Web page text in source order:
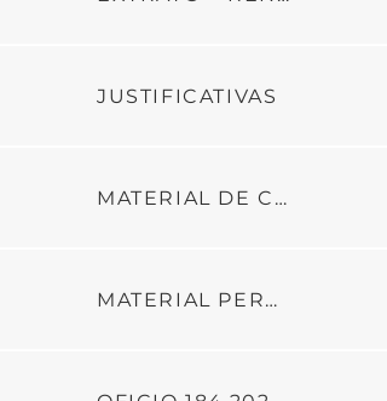
JUSTIFICATIVAS
MATERIAL DE CONSUMO
MATERIAL PERMANENTE